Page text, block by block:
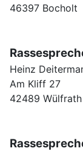
46397 Bocholt
Heinz
Am Kliff 27
42489 Wülfrath